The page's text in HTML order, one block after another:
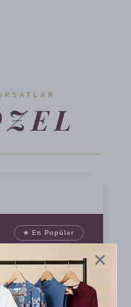
★ En Popüler
En Avantajlı